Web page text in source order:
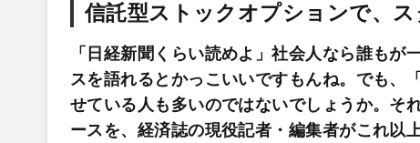
信託型ストックオプションで、
「日経新聞くらい読めよ」社会人なら誰も
スを語れるとかっこいいですもんね。でも
せている人も多いのではないでしょうか。そ
ースを、経済誌の現役記者・編集者がこれ以